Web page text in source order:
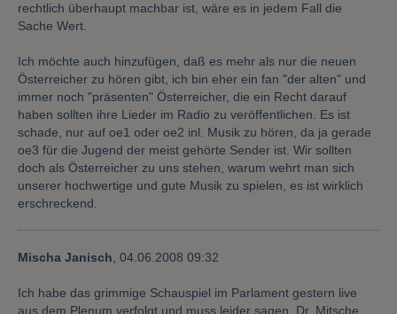
rechtlich überhaupt machbar ist, wäre es in jedem Fall die
Sache Wert.
Ich möchte auch hinzufügen, daß es mehr als nur die neuen
Österreicher zu hören gibt, ich bin eher ein fan "der alten" und
immer noch "präsenten" Österreicher, die ein Recht darauf
haben sollten ihre Lieder im Radio zu veröffentlichen. Es ist
schade, nur auf oe1 oder oe2 inl. Musik zu hören, da ja gerade
oe3 für die Jugend der meist gehörte Sender ist. Wir sollten
doch als Österreicher zu uns stehen, warum wehrt man sich
unserer hochwertige und gute Musik zu spielen, es ist wirklich
erschreckend.
Mischa Janisch, 04.06.2008 09:32
Ich habe das grimmige Schauspiel im Parlament gestern live
aus dem Plenum verfolgt und muss leider sagen, Dr. Mitsche